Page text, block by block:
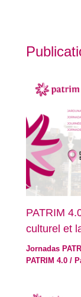
PATRIM
culturel et
Jornadas
PATRIM 4.0 /